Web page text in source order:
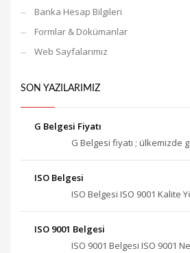
Banka Hesap Bilgileri
Formlar & Dökümanlar
Web Sayfalarımız
SON YAZILARIMIZ
G Belgesi Fiyatı
G Belgesi fiyatı ; ülkemizde
ISO Belgesi
ISO Belgesi ISO 9001 Kalite
ISO 9001 Belgesi
ISO 9001 Belgesi ISO 9001